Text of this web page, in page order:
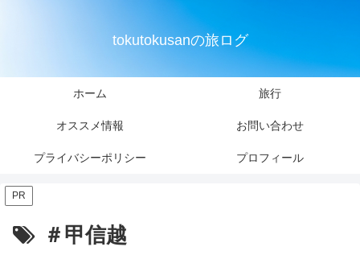
tokutokusanの旅ログ
ホーム 旅行
オススメ情報 お問い合わせ
プライバシーポリシー プロフィール
PR
＃甲信越